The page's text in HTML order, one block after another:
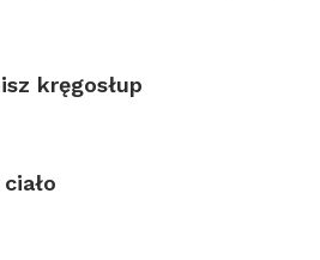
kręgosłup